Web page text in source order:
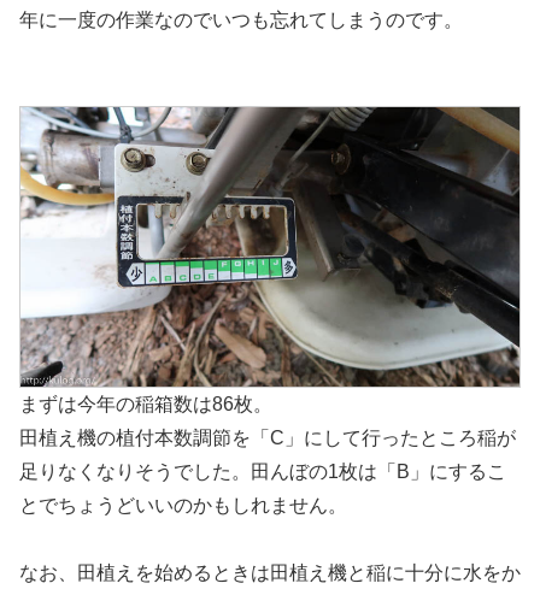
年に一度の作業なのでいつも忘れてしまうのです。
まずは今年の稲箱数は86枚。
田植え機の植付本数調節を「C」にして行ったところ稲が
足りなくなりそうでした。田んぼの1枚は「B」にするこ
とでちょうどいいのかもしれません。
なお、田植えを始めるときは田植え機と稲に十分に水をか